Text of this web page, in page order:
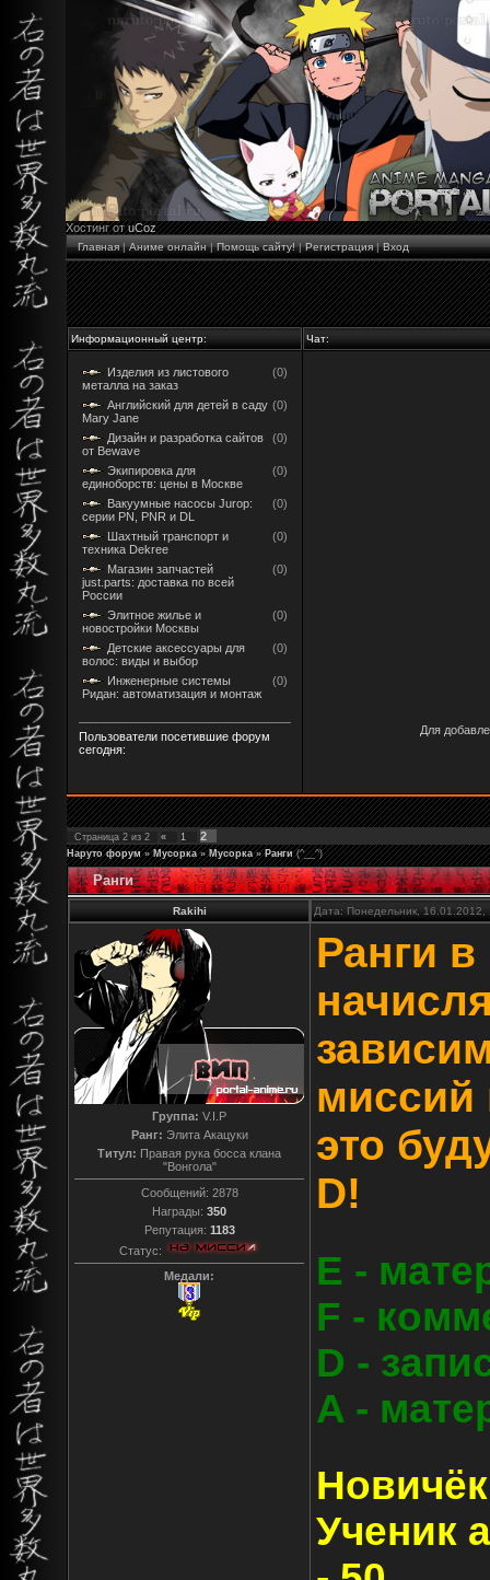
Хостинг отuCoz
Главная|Аниме онлайн|Помощь сайту!|Регистрация|Вход
Информационный центр: Чат:
Изделия из листового
металла на заказ
(0)
Английский для детей в саду
Mary Jane
(0)
Дизайн и разработка сайтов
от Bewave
(0)
Экипировка для
единоборств: цены в Москве
(0)
Вакуумные насосы Jurop:
серии PN, PNR и DL
(0)
Шахтный транспорт и
техника Dekree
(0)
Магазин запчастей
just.parts: доставка по всей
России
(0)
Элитное жилье и
новостройки Москвы
(0)
Детские аксессуары для
волос: виды и выбор
(0)
Инженерные системы
Ридан: автоматизация и монтаж
(0)
Пользователи посетившие форум
сегодня:
Для
Страница 2 из 2 « 1 2
Наруто форум » Мусорка » Мусорка » Ранги (^__^)
Ранги
Rakihi Дата: Понедельник,
Группа: V.I.P
Ранг: Элита Акацуки
Титул: Правая рука босса клана
"Вонгола"
Сообщений: 2878
Награды: 350
Репутация: 1183
Статус:
Медали:
Ранги
миссий
это
D!
Е -
F -
D -
A -
Ученик